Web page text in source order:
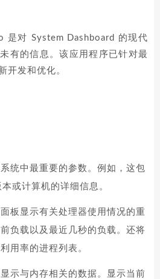
是对 System Dashboard 的现代
有的信息。该应用程序已针对最
开发和优化。
统中最重要的参数。例如，这包
或计算机的详细信息。
板显示有关处理器使用情况的重
负载以及最近几秒的负载。还将
用率的进程列表。
示与内存相关的数据。显示当前